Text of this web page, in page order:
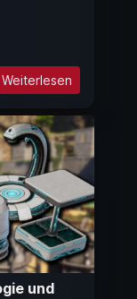
Weiterlesen
und